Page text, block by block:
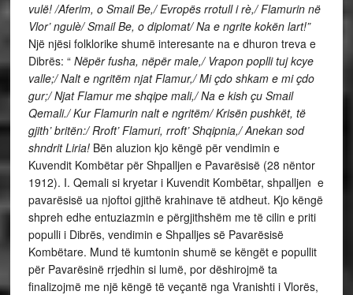
vulë! /Aferim, o Smail Be,/ Evropës rrotull i rè,/ Flamurin në
Vlor’ ngulè/ Smail Be, o diplomat/ Na e ngrite kokën lart!”
Një njësi folklorike shumë interesante na e dhuron treva e
Dibrës: “Nëpër fusha, nëpër male,/ Vrapon poplli tuj kcye
valle;/ Nalt e ngritëm njat Flamur,/ Mi çdo shkam e mi çdo
gur;/ Njat Flamur me shqipe mali,/ Na e kish çu Smail
Qemali./ Kur Flamurin nalt e ngritëm/ Krisën pushkët, të
gjith’ britën:/ Rroft’ Flamuri, rroft’ Shqipnia,/ Anekan sod
shndrit Liria!Bën aluzion kjo këngë për vendimin e
Kuvendit Kombëtar për Shpalljen e Pavarësisë (28 nëntor
1912). I. Qemali si kryetar i Kuvendit Kombëtar, shpalljen e
pavarësisë ua njoftoi gjithë krahinave të atdheut. Kjo këngë
shpreh edhe entuziazmin e përgjithshëm me të cilin e priti
populli i Dibrës, vendimin e Shpalljes së Pavarësisë
Kombëtare. Mund të kumtonin shumë se këngët e popullit
për Pavarësinë rrjedhin si lumë, por dëshirojmë ta
finalizojmë me një këngë të veçantë nga Vranishti i Vlorës,